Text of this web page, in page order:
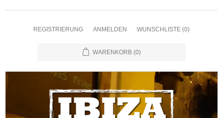
REGISTRIERUNG ANMELDEN WUNSCHLISTE (0)
WARENKORB (0)